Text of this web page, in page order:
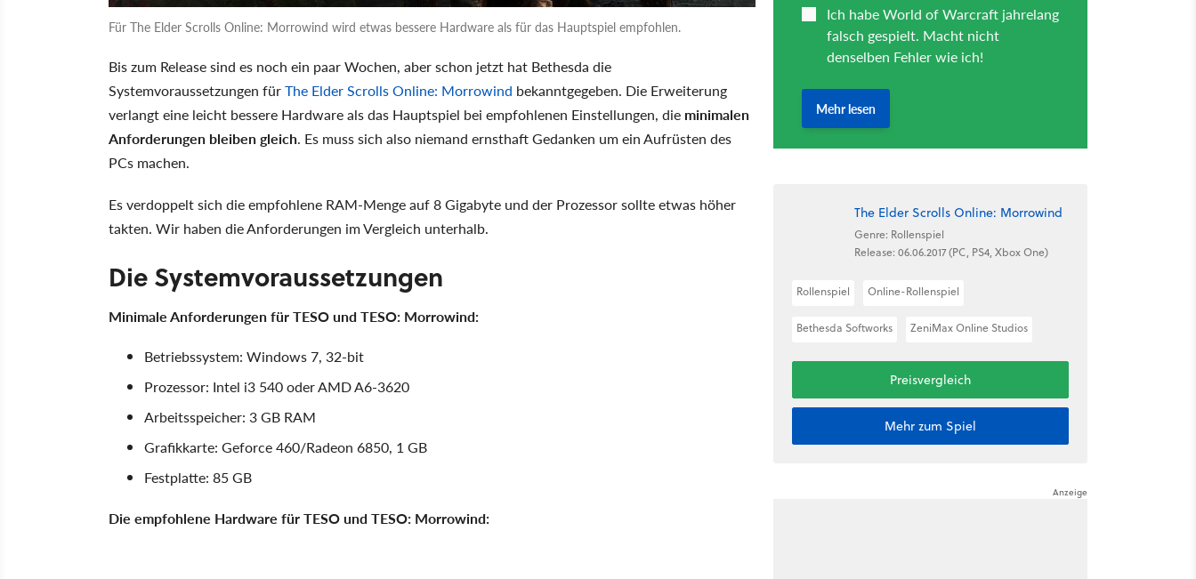
Für The Elder Scrolls Online: Morrowind wird etwas bessere Hardware als für das Hauptspiel empfohlen.
Bis zum Release sind es noch ein paar Wochen, aber schon jetzt hat Bethesda die
Systemvoraussetzungen fürThe Elder Scrolls Online: Morrowind bekanntgegeben. Die Erweiterung
verlangt eine leicht bessere Hardware als das Hauptspiel bei empfohlenen Einstellungen, die minimalen
Anforderungen bleiben gleich. Es muss sich also niemand ernsthaft Gedanken um ein Aufrüsten des
PCs machen.
Es verdoppelt sich die empfohlene RAM-Menge auf 8 Gigabyte und der Prozessor sollte etwas höher
takten. Wir haben die Anforderungen im Vergleich unterhalb.
Die Systemvoraussetzungen
Minimale Anforderungen für TESO und TESO: Morrowind:
Betriebssystem: Windows 7, 32-bit
Prozessor: Intel i3 540 oder AMD A6-3620
Arbeitsspeicher: 3 GB RAM
Grafikkarte: Geforce 460/Radeon 6850, 1 GB
Festplatte: 85 GB
Die empfohlene Hardware für TESO und TESO: Morrowind:
The Elder Scrolls Online: Morrowind
Genre: Rollenspiel
Release: 06.06.2017 (PC, PS4, Xbox One)
Rollenspiel Online-Rollenspiel
Bethesda Softworks ZeniMax Online Studios
Preisvergleich
Mehr zum Spiel